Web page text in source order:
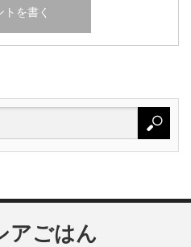
アごはん